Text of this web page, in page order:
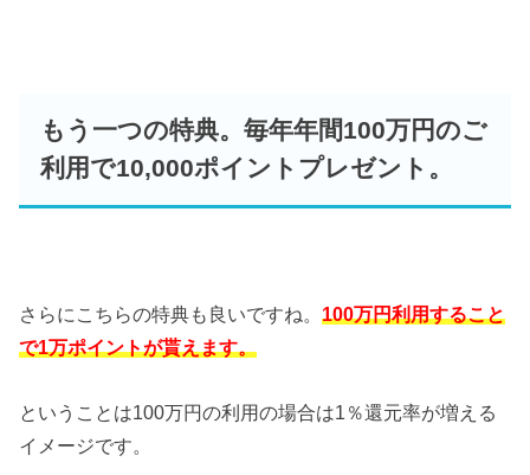
もう一つの特典。毎年年間100万円のご
利用で10,000ポイントプレゼント。
さらにこちらの特典も良いですね。100万円利用すること
で1万ポイントが貰えます。
ということは100万円の利用の場合は1％還元率が増える
イメージです。